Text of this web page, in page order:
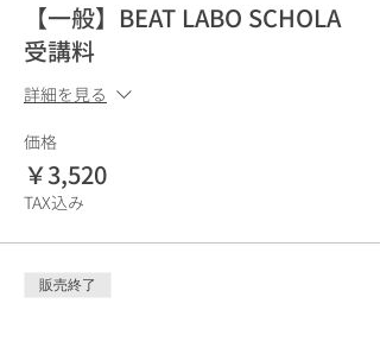
【一般】BEAT LABO SCHOLA
受講料
詳細を見る
価格
￥3,520
TAX込み
販売終了